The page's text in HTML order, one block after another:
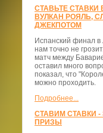
СТАВЬТЕ СТАВКИ
ВУЛКАН РОЯЛЬ,
ДЖЕКПОТОМ
Испанский финал
нам точно не
матч между
оставил много
показал, что
можно проходить.
Подробнее...
СТАВИМ СТАВКИ -
ПРИЗЫ